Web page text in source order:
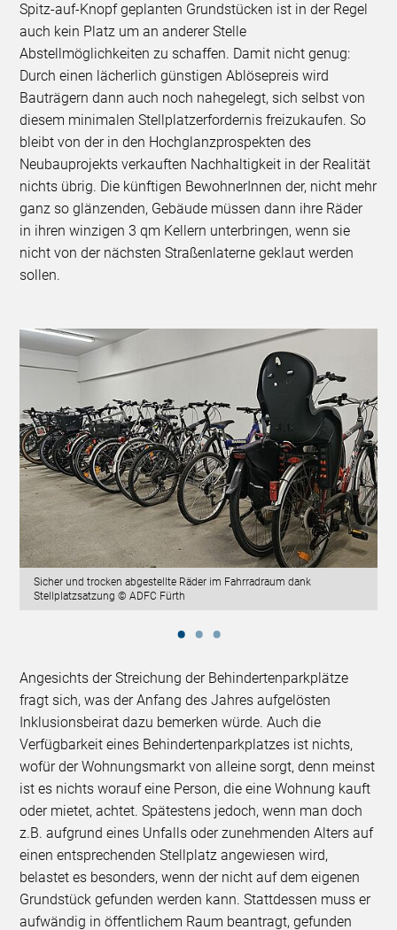
Spitz-auf-Knopf geplanten Grundstücken ist in der Regel
auch kein Platz um an anderer Stelle
Abstellmöglichkeiten zu schaffen. Damit nicht genug:
Durch einen lächerlich günstigen Ablösepreis wird
Bauträgern dann auch noch nahegelegt, sich selbst von
diesem minimalen Stellplatzerfordernis freizukaufen. So
bleibt von der in den Hochglanzprospekten des
Neubauprojekts verkauften Nachhaltigkeit in der Realität
nichts übrig. Die künftigen BewohnerInnen der, nicht mehr
ganz so glänzenden, Gebäude müssen dann ihre Räder
in ihren winzigen 3 qm Kellern unterbringen, wenn sie
nicht von der nächsten Straßenlaterne geklaut werden
sollen.
Sicher und trocken abgestellte Räder im Fahrradraum dank
Stellplatzsatzung © ADFC Fürth
Angesichts der Streichung der Behindertenparkplätze
fragt sich, was der Anfang des Jahres aufgelösten
Inklusionsbeirat dazu bemerken würde. Auch die
Verfügbarkeit eines Behindertenparkplatzes ist nichts,
wofür der Wohnungsmarkt von alleine sorgt, denn meinst
ist es nichts worauf eine Person, die eine Wohnung kauft
oder mietet, achtet. Spätestens jedoch, wenn man doch
z.B. aufgrund eines Unfalls oder zunehmenden Alters auf
einen entsprechenden Stellplatz angewiesen wird,
belastet es besonders, wenn der nicht auf dem eigenen
Grundstück gefunden werden kann. Stattdessen muss er
aufwändig in öffentlichem Raum beantragt, gefunden